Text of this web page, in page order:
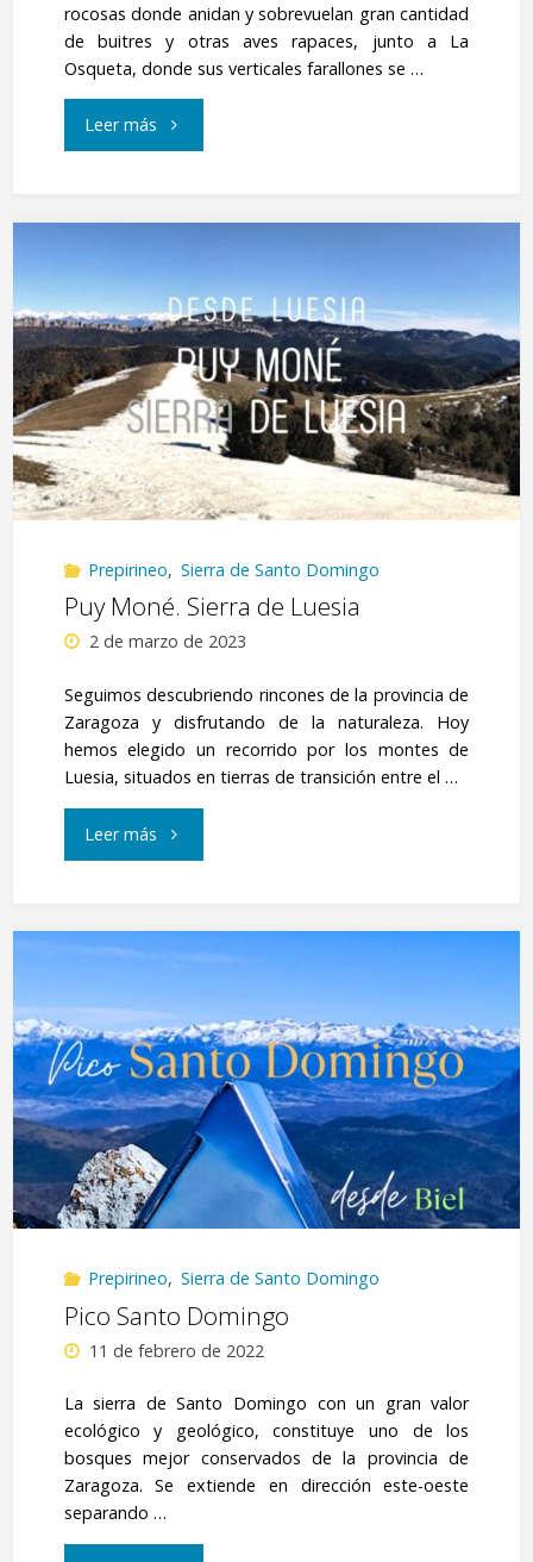
rocosas donde anidan y sobrevuelan gran cantidad
de buitres y otras aves rapaces, junto a La
Osqueta, donde sus verticales farallones se …
Leer más"Foz
Salinas
Portillón
de
La
Osqueta
Punta
Saosa"
Prepirineo, Sierra de Santo Domingo
Puy Moné. Sierra de Luesia
2 de marzo de 2023
Seguimos descubriendo rincones de la provincia de
Zaragoza y disfrutando de la naturaleza. Hoy
hemos elegido un recorrido por los montes de
Luesia, situados en tierras de transición entre el …
Leer más"Puy
Sierra
Luesia"
Prepirineo, Sierra de Santo Domingo
Pico Santo Domingo
11 de febrero de 2022
La sierra de Santo Domingo con un gran valor
ecológico y geológico, constituye uno de los
bosques mejor conservados de la provincia de
Zaragoza. Se extiende en dirección este-oeste
separando …